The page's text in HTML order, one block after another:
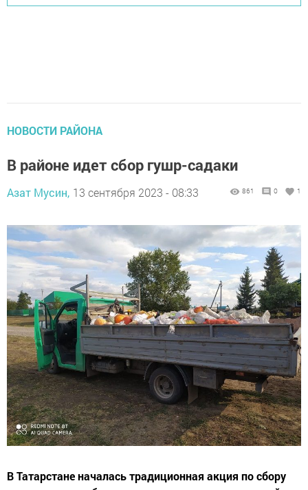
НОВОСТИ РАЙОНА
В районе идет сбор гушр-садаки
Азат Мусин, 13 сентября 2023 - 08:33 861 0 1
В Татарстане началась традиционная акция по сбору